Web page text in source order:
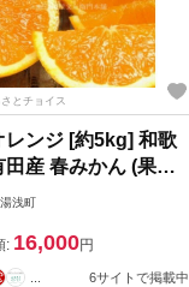
とチョイス
レンジ [約5kg] 和歌
田産 春みかん (果実
まかせ) 春みかん
浅町
: 16,000円
6サイトで掲載中